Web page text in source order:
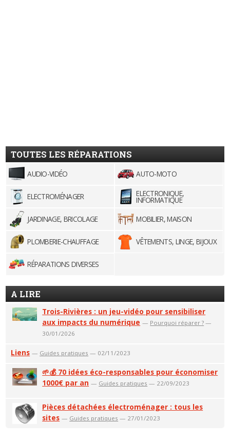
TOUTES LES RÉPARATIONS
AUDIO-VIDÉO AUTO-MOTO
ELECTROMÉNAGER ELECTRONIQUE,
INFORMATIQUE
JARDINAGE, BRICOLAGE
MOBILIER, MAISON
PLOMBERIE-CHAUFFAGE VÊTEMENTS, LINGE, BIJOUX
RÉPARATIONS DIVERSES
A LIRE
Trois-Rivières : un jeu-vidéo pour sensibiliser
aux impacts du numérique — Pourquoi réparer ? —
30/01/2026
Liens — Guides pratiques — 02/11/2023
🌱💰 70 idées éco-responsables pour économiser
1000€ par an — Guides pratiques — 22/09/2023
Pièces détachées électroménager : tous les
sites — Guides pratiques — 27/01/2023